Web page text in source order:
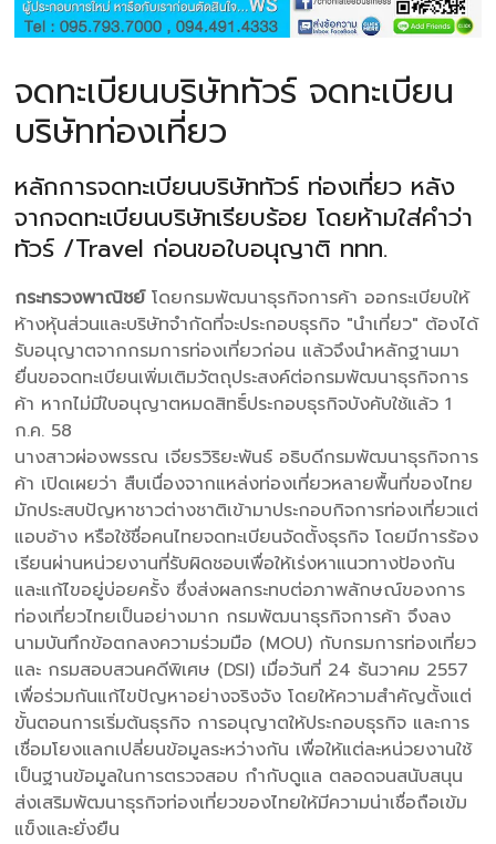
จดทะเบียนบริษัททัวร์ จดทะเบียน
บริษัทท่องเที่ยว
หลักการจดทะเบียนบริษัททัวร์ ท่องเที่ยว หลัง
จากจดทะเบียนบริษัทเรียบร้อย โดยห้ามใส่คำว่า
ทัวร์ /Travel ก่อนขอใบอนุญาติ ททท.
กระทรวงพาณิชย์โดยกรมพัฒนาธุรกิจการค้า ออกระเบียบให้
ห้างหุ้นส่วนและบริษัทจำกัดที่จะประกอบธุรกิจ "นำเที่ยว" ต้องได้
รับอนุญาตจากกรมการท่องเที่ยวก่อน แล้วจึงนำหลักฐานมา
ยื่นขอจดทะเบียนเพิ่มเติมวัตถุประสงค์ต่อกรมพัฒนาธุรกิจการ
ค้า หากไม่มีใบอนุญาตหมดสิทธิ์ประกอบธุรกิจบังคับใช้แล้ว 1
ก.ค. 58
นางสาวผ่องพรรณ เจียรวิริยะพันธ์ อธิบดีกรมพัฒนาธุรกิจการ
ค้า เปิดเผยว่า สืบเนื่องจากแหล่งท่องเที่ยวหลายพื้นที่ของไทย
มักประสบปัญหาชาวต่างชาติเข้ามาประกอบกิจการท่องเที่ยวแต่
แอบอ้าง หรือใช้ชื่อคนไทยจดทะเบียนจัดตั้งธุรกิจ โดยมีการร้อง
เรียนผ่านหน่วยงานที่รับผิดชอบเพื่อให้เร่งหาแนวทางป้องกัน
และแก้ไขอยู่บ่อยครั้ง ซึ่งส่งผลกระทบต่อภาพลักษณ์ของการ
ท่องเที่ยวไทยเป็นอย่างมาก กรมพัฒนาธุรกิจการค้า จึงลง
นามบันทึกข้อตกลงความร่วมมือ (MOU) กับกรมการท่องเที่ยว
และ กรมสอบสวนคดีพิเศษ (DSI) เมื่อวันที่ 24 ธันวาคม 2557
เพื่อร่วมกันแก้ไขปัญหาอย่างจริงจัง โดยให้ความสำคัญตั้งแต่
ขั้นตอนการเริ่มต้นธุรกิจ การอนุญาตให้ประกอบธุรกิจ และการ
เชื่อมโยงแลกเปลี่ยนข้อมูลระหว่างกัน เพื่อให้แต่ละหน่วยงานใช้
เป็นฐานข้อมูลในการตรวจสอบ กำกับดูแล ตลอดจนสนับสนุน
ส่งเสริมพัฒนาธุรกิจท่องเที่ยวของไทยให้มีความน่าเชื่อถือเข้ม
แข็งและยั่งยืน